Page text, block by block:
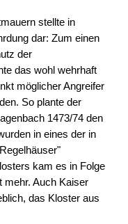
stellte in
dar: Zum einen
der
das wohl wehrhaft
möglicher Angreifer
So plante der
1473/74 den
in eines der in
kam es in Folge
mehr. Auch Kaiser
das Kloster aus